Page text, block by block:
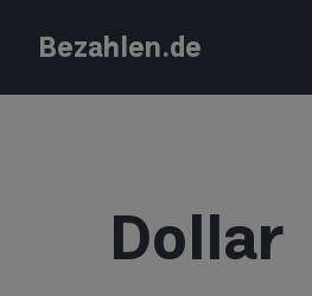
Bezahlen.de
Dollar